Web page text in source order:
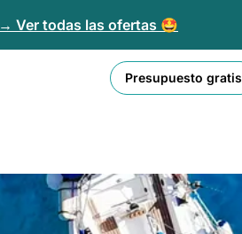
Ver todas las ofertas 🤩
Presupuesto gratis